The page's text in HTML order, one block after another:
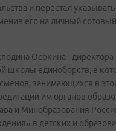
и перестал
его на личный
Осокина -
школы единоборств, в
занимающихся в
им органов
и Минобразования
в детских и